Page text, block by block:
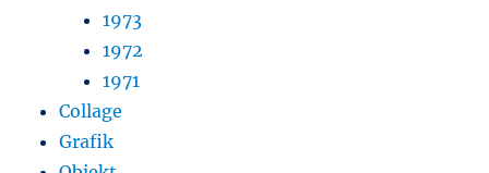
1973
1972
1971
Collage
Grafik